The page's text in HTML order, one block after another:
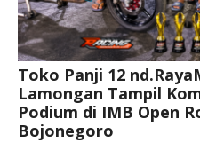
Toko Panji 12
Lamongan Tampil
Podium di IMB Open
Bojonegoro